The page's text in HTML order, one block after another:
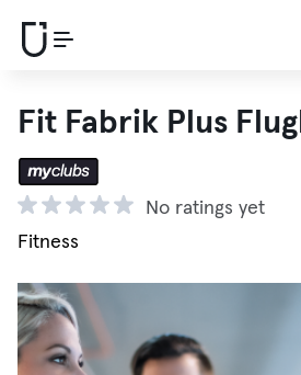
Fit Fabrik Plus
No ratings yet
Fitness